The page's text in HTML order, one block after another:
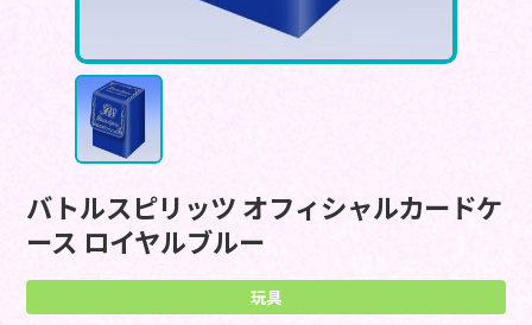
バトルスピリッツ オフィシャルカードケ
ース ロイヤルブルー
玩具